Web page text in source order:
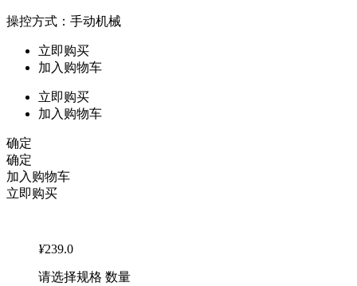
操控方式：手动机械
立即购买
加入购物车
立即购买
加入购物车
确定
确定
加入购物车
立即购买
¥239.0
请选择规格 数量